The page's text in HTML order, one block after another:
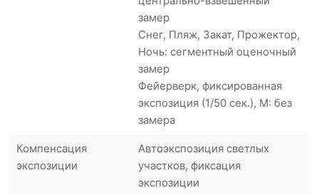
замер
Снег, Пляж, Закат, Прожектор,
Ночь: сегментный оценочный
замер
Фейерверк, фиксированная
экспозиция (1/50 сек.), M: без
замера
Компенсация
экспозиции
Автоэкспозиция светлых
участков, фиксация
экспозиции